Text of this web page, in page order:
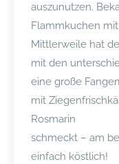
auszunutzen.
Flammkuchen
Mittlerweile hat
mit den
eine große
mit
Rosmarin
schmeckt – am
einfach köstlich!